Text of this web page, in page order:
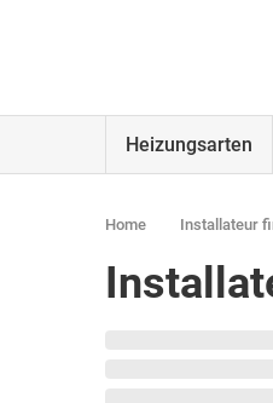
Heizungsarten
Home Installateur